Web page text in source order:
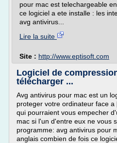
pour mac est telechargeable
ce logiciel a ete installe : les
avg antivirus...
Lire la suite
Site : http://www.eptisoft.com
Logiciel de
télécharger ...
Avg antivirus pour mac est un
proteger votre ordinateur face
qui pourraient vous empecher
mac si l'un d'entre eux ne vous
programme: avg antivirus pour
anglais combien de fois ce